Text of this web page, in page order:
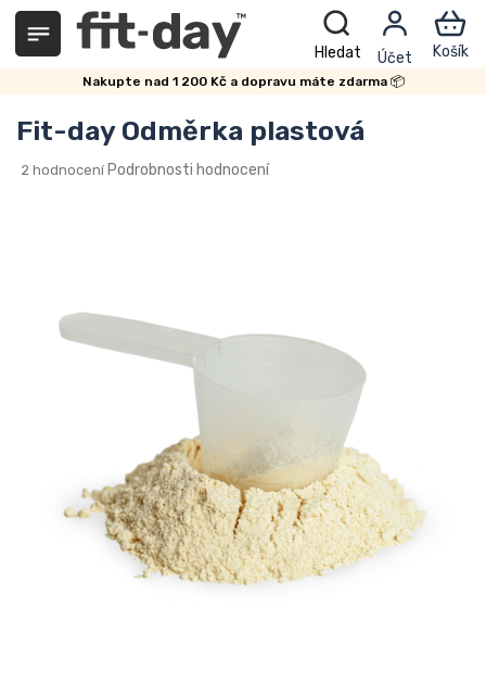
Přejít
obsah
Nakupte nad 1 200 Kč a dopravu máte zdarma 📦
Fit-day Odměrka plastová
Průměrné
hvězdiček.
2 hodnocení Podrobnosti hodnocení